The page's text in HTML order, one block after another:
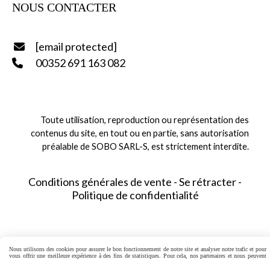
NOUS CONTACTER
 [email protected]
 00352 691 163 082
Toute utilisation, reproduction ou représentation des
contenus du site, en tout ou en partie, sans autorisation
préalable de SOBO SARL-S, est strictement interdite.
Conditions générales de vente Se rétracter
Politique de confidentialité
Nous utilisons des cookies pour assurer le bon fonctionnement de notre site et analyser notre trafic et pour
vous offrir une meilleure expérience à des fins de statistiques. Pour cela, nos partenaires et nous peuvent